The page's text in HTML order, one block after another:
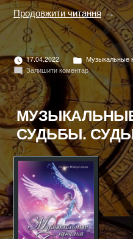
Продовжити читання
17.04.2022
Опубліковано
в
Музыкальные
Залишити коментардо
КРЫЛЬЯ
СУДЬБЫ.
СУДЬБА
ВОДОЛЕЯ
СУДЬБЫ.